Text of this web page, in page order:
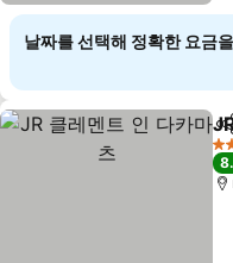
날짜를 선택해 정확한 요금
공
4